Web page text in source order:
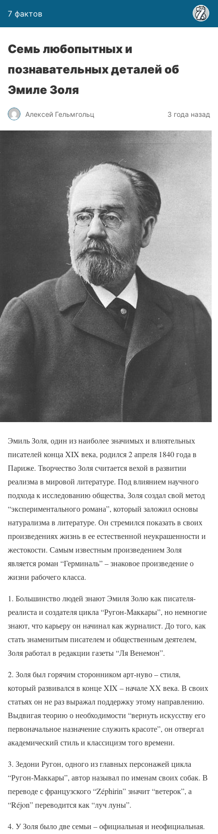
7 фактов
Семь любопытных и
познавательных деталей об
Эмиле Золя
Алексей Гельмгольц 3 года назад
Эмиль Золя, один из наиболее значимых и влиятельных
писателей конца XIX века, родился 2 апреля 1840 года в
Париже. Творчество Золя считается вехой в развитии
реализма в мировой литературе. Под влиянием научного
подхода к исследованию общества, Золя создал свой метод
“экспериментального романа”, который заложил основы
натурализма в литературе. Он стремился показать в своих
произведениях жизнь в ее естественной неукрашенности и
жестокости. Самым известным произведением Золя
является роман “Герминаль” – знаковое произведение о
жизни рабочего класса.
1. Большинство людей знают Эмиля Золю как писателя-
реалиста и создателя цикла “Ругон-Маккары”, но немногие
знают, что карьеру он начинал как журналист. До того, как
стать знаменитым писателем и общественным деятелем,
Золя работал в редакции газеты “Ля Венемон”.
2. Золя был горячим сторонником арт-нуво – стиля,
который развивался в конце XIX – начале XX века. В своих
статьях он не раз выражал поддержку этому направлению.
Выдвигая теорию о необходимости “вернуть искусству его
первоначальное назначение служить красоте”, он отвергал
академический стиль и классицизм того времени.
3. Зедони Ругон, одного из главных персонажей цикла
“Ругон-Маккары”, автор называл по именам своих собак. В
переводе с французского “Zéphirin” значит “ветерок”, а
“Réjon” переводится как “луч луны”.
4. У Золя было две семьи – официальная и неофициальная.